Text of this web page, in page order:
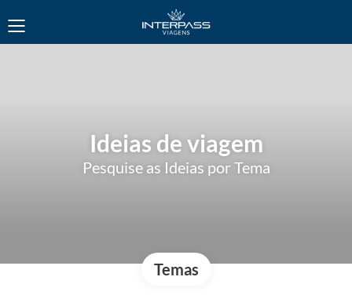
Ideias de viagem
Pesquise as Ideias por Tema
Temas